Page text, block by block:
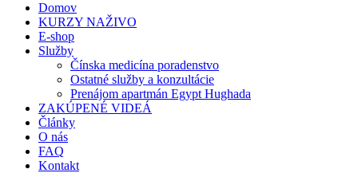
Domov
KURZY NAŽIVO
E-shop
Služby
Čínska medicína poradenstvo
Ostatné služby a konzultácie
Prenájom apartmán Egypt Hughada
ZAKÚPENÉ VIDEÁ
Články
O nás
FAQ
Kontakt